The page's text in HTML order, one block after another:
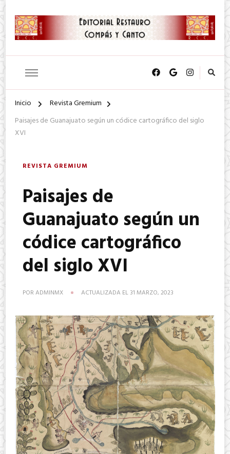
Inicio
Revista Gremium
Paisajes de Guanajuato según un códice cartográfico del siglo
XVI
REVISTA GREMIUM
Paisajes de
Guanajuato según un
códice cartográfico
del siglo XVI
POR ADMINMX ACTUALIZADA EL 31 MARZO, 2023